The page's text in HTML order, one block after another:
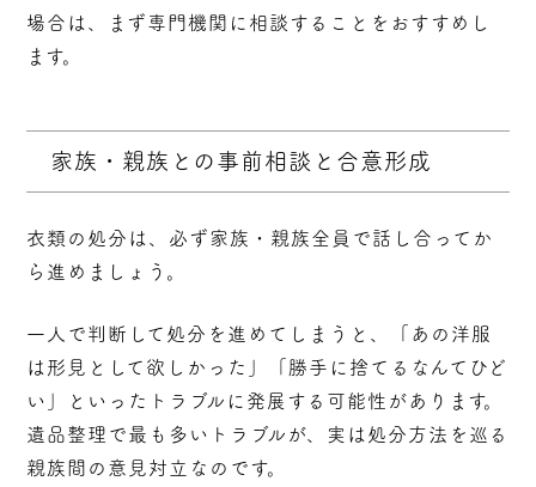
場合は、まず専門機関に相談することをおすすめし
ます。
家族・親族との事前相談と合意形成
衣類の処分は、必ず家族・親族全員で話し合ってか
ら進めましょう。
一人で判断して処分を進めてしまうと、「あの洋服
は形見として欲しかった」「勝手に捨てるなんてひど
い」といったトラブルに発展する可能性があります。
遺品整理で最も多いトラブルが、実は処分方法を巡る
親族間の意見対立なのです。